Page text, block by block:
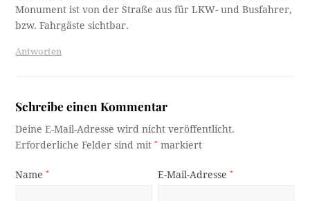
Monument ist von der Straße aus für LKW- und Busfahrer,
bzw. Fahrgäste sichtbar.
Antworten
Schreibe einen Kommentar
Deine E-Mail-Adresse wird nicht veröffentlicht.
Erforderliche Felder sind mit* markiert
Name* E-Mail-Adresse*